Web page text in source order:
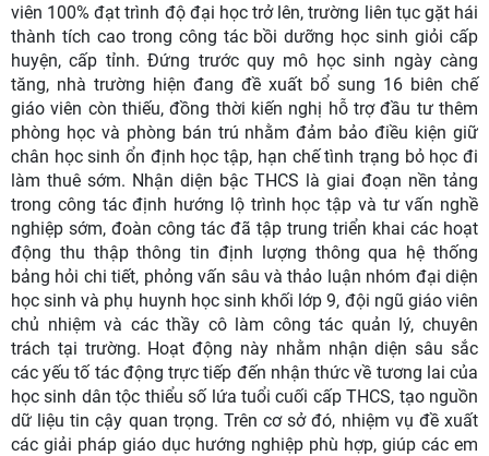
viên 100% đạt trình độ đại học trở lên, trường liên tục gặt hái
thành tích cao trong công tác bồi dưỡng học sinh giỏi cấp
huyện, cấp tỉnh. Đứng trước quy mô học sinh ngày càng
tăng, nhà trường hiện đang đề xuất bổ sung 16 biên chế
giáo viên còn thiếu, đồng thời kiến nghị hỗ trợ đầu tư thêm
phòng học và phòng bán trú nhằm đảm bảo điều kiện giữ
chân học sinh ổn định học tập, hạn chế tình trạng bỏ học đi
làm thuê sớm. Nhận diện bậc THCS là giai đoạn nền tảng
trong công tác định hướng lộ trình học tập và tư vấn nghề
nghiệp sớm, đoàn công tác đã tập trung triển khai các hoạt
động thu thập thông tin định lượng thông qua hệ thống
bảng hỏi chi tiết, phỏng vấn sâu và thảo luận nhóm đại diện
học sinh và phụ huynh học sinh khối lớp 9, đội ngũ giáo viên
chủ nhiệm và các thầy cô làm công tác quản lý, chuyên
trách tại trường. Hoạt động này nhằm nhận diện sâu sắc
các yếu tố tác động trực tiếp đến nhận thức về tương lai của
học sinh dân tộc thiểu số lứa tuổi cuối cấp THCS, tạo nguồn
dữ liệu tin cậy quan trọng. Trên cơ sở đó, nhiệm vụ đề xuất
các giải pháp giáo dục hướng nghiệp phù hợp, giúp các em